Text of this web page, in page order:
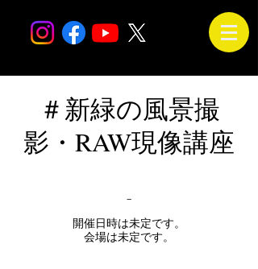
＃新緑の風景撮
影・RAW現像講座
_
開催日時は未定です。
会場は未定です。